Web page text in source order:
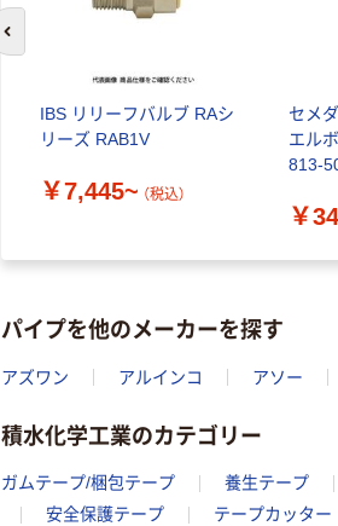
IBS リリーフバルブ RAシ
リーズ RAB1V
￥7,445~ （税込）
セメ
エル
813-
￥
前のスライドへ
パイプを他のメーカーを探す
アズワン アルインコ アソー
積水化学工業のカテゴリー
ガムテープ/梱包テープ 養生テープ
安全保護テープ
テープカッター
【ガムテープ】ア
カラ 厚さ
プ
￥145~ （税込）